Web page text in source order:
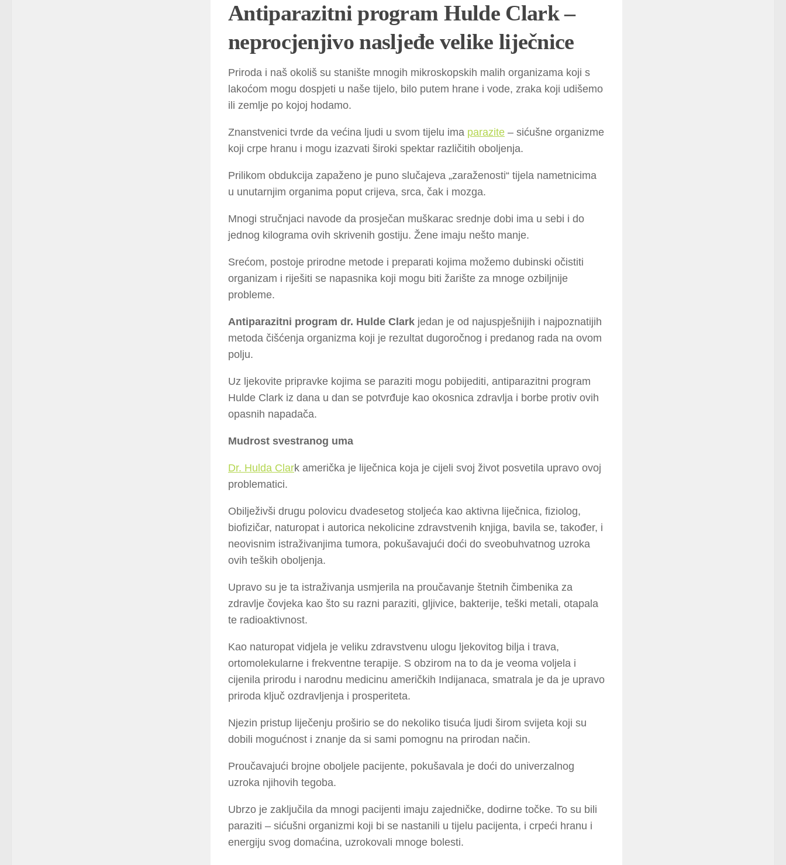
Antiparazitni program Hulde Clark–
neprocjenjivo nasljeđe velike liječnice
Priroda i naš okoliš su stanište mnogih mikroskopskih malih organizama koji s
lakoćom mogu dospjeti u naše tijelo, bilo putem hrane i vode, zraka koji udišemo
ili zemlje po kojoj hodamo.
Znanstvenici tvrde da većina ljudi u svom tijelu ima parazite – sićušne organizme
koji crpe hranu i mogu izazvati široki spektar različitih oboljenja.
Prilikom obdukcija zapaženo je puno slučajeva „zaraženosti“ tijela nametnicima
u unutarnjim organima poput crijeva, srca, čak i mozga.
Mnogi stručnjaci navode da prosječan muškarac srednje dobi ima u sebi i do
jednog kilograma ovih skrivenih gostiju. Žene imaju nešto manje.
Srećom, postoje prirodne metode i preparati kojima možemo dubinski očistiti
organizam i riješiti se napasnika koji mogu biti žarište za mnoge ozbiljnije
probleme.
Antiparazitni program dr. Hulde Clark jedan je od najuspješnijih i najpoznatijih
metoda čišćenja organizma koji je rezultat dugoročnog i predanog rada na ovom
polju.
Uz ljekovite pripravke kojima se paraziti mogu pobijediti, antiparazitni program
Hulde Clark iz dana u dan se potvrđuje kao okosnica zdravlja i borbe protiv ovih
opasnih napadača.
Mudrost svestranog uma
Dr. Hulda Clark američka je liječnica koja je cijeli svoj život posvetila upravo ovoj
problematici.
Obilježivši drugu polovicu dvadesetog stoljeća kao aktivna liječnica, fiziolog,
biofizičar, naturopat i autorica nekolicine zdravstvenih knjiga, bavila se, također, i
neovisnim istraživanjima tumora, pokušavajući doći do sveobuhvatnog uzroka
ovih teških oboljenja.
Upravo su je ta istraživanja usmjerila na proučavanje štetnih čimbenika za
zdravlje čovjeka kao što su razni paraziti, gljivice, bakterije, teški metali, otapala
te radioaktivnost.
Kao naturopat vidjela je veliku zdravstvenu ulogu ljekovitog bilja i trava,
ortomolekularne i frekventne terapije. S obzirom na to da je veoma voljela i
cijenila prirodu i narodnu medicinu američkih Indijanaca, smatrala je da je upravo
priroda ključ ozdravljenja i prosperiteta.
Njezin pristup liječenju proširio se do nekoliko tisuća ljudi širom svijeta koji su
dobili mogućnost i znanje da si sami pomognu na prirodan način.
Proučavajući brojne oboljele pacijente, pokušavala je doći do univerzalnog
uzroka njihovih tegoba.
Ubrzo je zaključila da mnogi pacijenti imaju zajedničke, dodirne točke. To su bili
paraziti – sićušni organizmi koji bi se nastanili u tijelu pacijenta, i crpeći hranu i
energiju svog domaćina, uzrokovali mnoge bolesti.